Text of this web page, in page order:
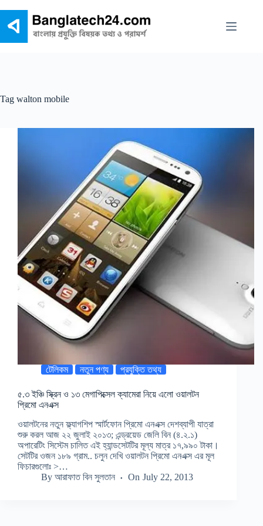
content
Tag walton mobile
টেলিকম নতুন পণ্য প্রযুক্তি তথ্য
৫.৩ ইঞ্চি স্ক্রিন ও ১৩ মেগাপিক্সেল ক্যামেরা নিয়ে এলো ওয়ালটন
প্রিমো এনএক্স
ওয়ালটনের নতুন ফ্ল্যাগশিপ স্মার্টফোন প্রিমো এনএক্স দেশব্যাপী যাত্রা
শুরু করল আজ ২২ জুলাই ২০১৩; এন্ড্রয়েড জেলি বিন (৪.২.১)
অপারেটিং সিস্টেম চালিত এই হ্যান্ডসেটটির মূল্য মাত্র ১৭,৯৯০ টাকা।
সেটটির ওজন ১৮৯ গ্রাম.. চলুন দেখি ওয়ালটন প্রিমো এনএক্স এর মূল
ফিচারগুলোঃ >…
By আরাফাত বিন সুলতান On July 22, 2013